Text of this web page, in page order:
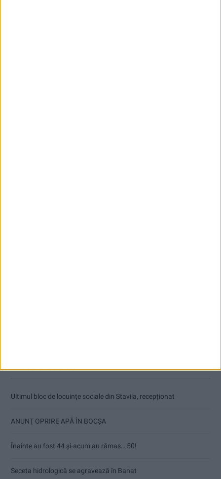
Articole recente
Ultimul bloc de locuințe sociale din Stavila, recepționat
ANUNŢ OPRIRE APĂ ÎN BOCȘA
Înainte au fost 44 și-acum au rămas… 50!
Seceta hidrologică se agravează în Banat